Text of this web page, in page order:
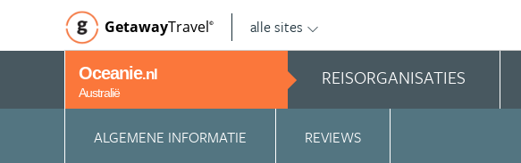
GetawayTravel© alle sites
Oceanie.nl
Australië
REISORGANISATIES
ALGEMENE INFORMATIE REVIEWS